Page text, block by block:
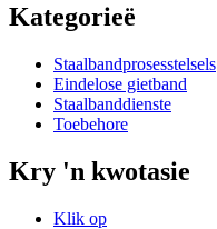
Kategorieë
Staalbandprosesstelsels
Eindelose gietband
Staalbanddienste
Toebehore
Kry 'n kwotasie
Klik op